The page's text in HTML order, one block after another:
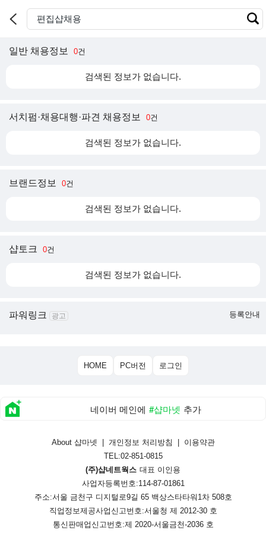
일반 채용정보 0건
검색된 정보가 없습니다.
서치펌·채용대행·파견 채용정보 0건
검색된 정보가 없습니다.
브랜드정보 0건
검색된 정보가 없습니다.
샵토크 0건
검색된 정보가 없습니다.
파워링크 광고 등록안내
HOME PC버전 로그인
네이버 메인에 #샵마넷 추가
About 샵마넷 개인정보 처리방침
이용약관
TEL:02-851-0815
(주)샵네트웍스 대표 이인용
사업자등록번호:114-87-01861
주소:서울 금천구 디지털로9길 65 백상스타타워1차 508호
직업정보제공사업신고번호:서울청 제 2012-30 호
통신판매업신고번호:제 2020-서울금천-2036 호